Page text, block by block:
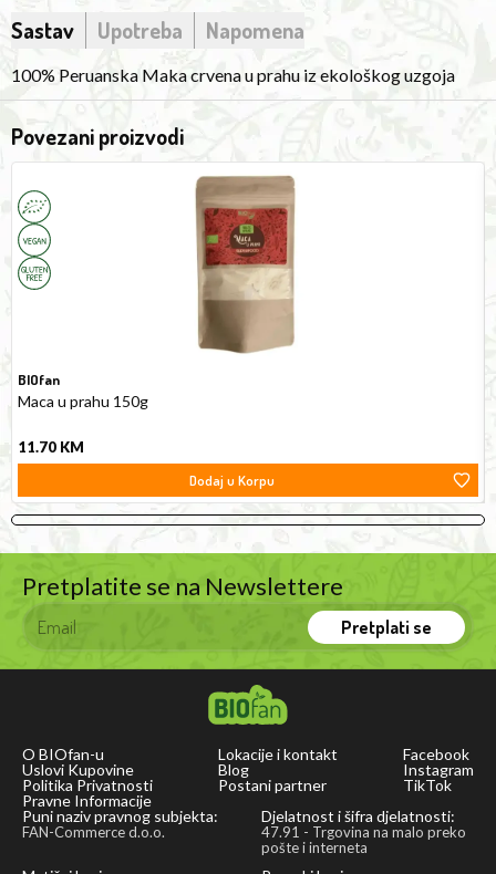
stimulates
libido
and
helps
stabilize
hormones
both
women
and
men.
also
the
one
three.
Sastav Upotreba Napomena
100% Peruanska Maka crvena u prahu iz ekološkog uzgoja
Povezani proizvodi
BIOfan
Maca u prahu 150g
powder
150g
11.70 KM
Dodaj u Korpu
Pretplatite se na Newslettere
Pretplati se
O BIOfan-u
Uslovi Kupovine
Politika Privatnosti
Lokacije i kontakt
Blog
Postani partner
Facebook
Instagram
TikTok
Pravne Informacije
Puni naziv pravnog subjekta:
FAN-Commerce d.o.o.
Djelatnost i šifra djelatnosti:
47.91 - Trgovina na malo preko
pošte i interneta